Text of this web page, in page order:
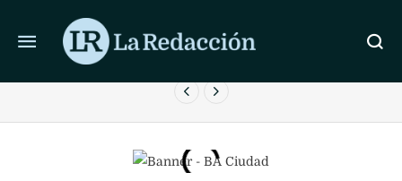
ÚLTIMAS NOTICIAS
JAVIER MILEI Y DANIEL NOBOA SELLARON ACUERDOS